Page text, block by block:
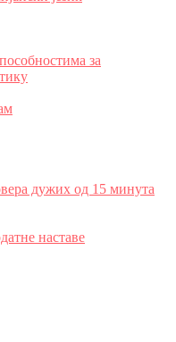
за
дужих од 15 минута
наставе